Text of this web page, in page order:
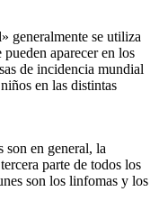
generalmente se utiliza
aparecer en los
de incidencia mundial
en las distintas
son en general, la
parte de todos los
son los linfomas y los